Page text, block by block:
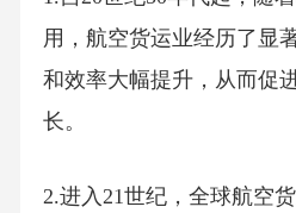
用，航空货运业经历了显
和效率大幅提升，从而促
长。
2.进入21世纪，全球航空